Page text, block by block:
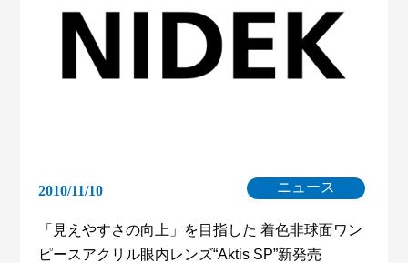
2010/11/10 ニュース
「見えやすさの向上」を目指した 着色非球面ワン
ピースアクリル眼内レンズ“Aktis SP”新発売